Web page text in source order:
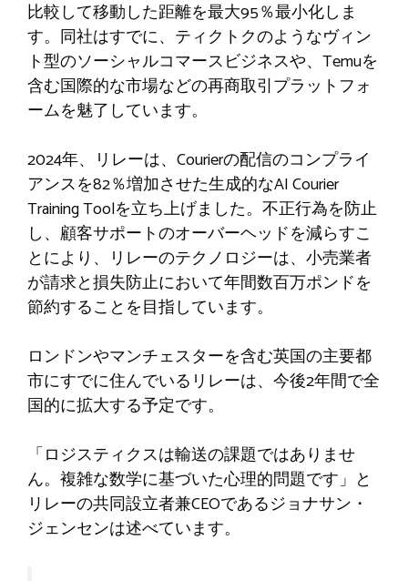
比較して移動した距離を最大95％最小化しま
す。同社はすでに、ティクトクのようなヴィン
ト型のソーシャルコマースビジネスや、Temuを
含む国際的な市場などの再商取引プラットフォ
ームを魅了しています。
2024年、リレーは、Courierの配信のコンプライ
アンスを82％増加させた生成的なAI Courier
Training Toolを立ち上げました。不正行為を防止
し、顧客サポートのオーバーヘッドを減らすこ
とにより、リレーのテクノロジーは、小売業者
が請求と損失防止において年間数百万ポンドを
節約することを目指しています。
ロンドンやマンチェスターを含む英国の主要都
市にすでに住んでいるリレーは、今後2年間で全
国的に拡大する予定です。
「ロジスティクスは輸送の課題ではありませ
ん。複雑な数学に基づいた心理的問題です」と
リレーの共同設立者兼CEOであるジョナサン・
ジェンセンは述べています。